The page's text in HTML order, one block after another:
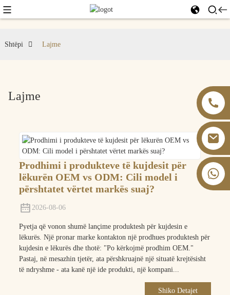
+86 13826059902
Shtëpi Lajme
Lajme
Prodhimi i produkteve të kujdesit për
lëkurën OEM vs ODM: Cili model i
përshtatet vërtet markës suaj?
2026-08-06
Pyetja që vonon shumë lançime produktesh për kujdesin e
lëkurës. Një pronar marke kontakton një prodhues produktesh për
kujdesin e lëkurës dhe thotë: "Po kërkojmë prodhim OEM."
Pastaj, në mesazhin tjetër, ata përshkruajnë një situatë krejtësisht
të ndryshme - ata kanë një ide produkti, një kompani...
Shiko Detajet